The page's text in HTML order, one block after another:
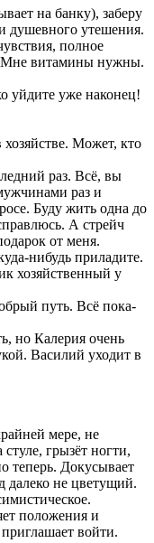
на банку), заберу
душевного утешения.
полное
Мне витамины нужны.
уйдите уже наконец!
Может, кто
раз. Всё, вы
раз и
Буду жить одна до
А стрейч
от меня.
нибудь приладите.
хозяйственный у
путь. Всё пока-
но Калерия очень
Василий уходит в
мере, не
грызёт ногти,
теперь. Докусывает
далеко не цветущий.
положения и
войти.